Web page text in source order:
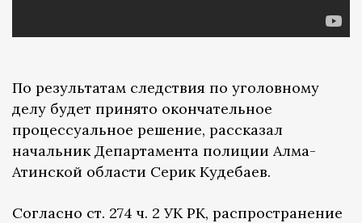
По результатам следствия по уголовному
делу будет принято окончательное
процессуальное решение, рассказал
начальник Департамента полиции Алма-
Атинской области Серик Кудебаев.
Согласно ст. 274 ч. 2 УК РК, распространение